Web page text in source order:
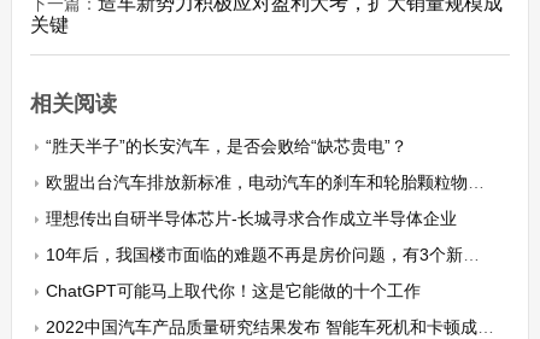
关键
相关阅读
“胜天半子”的长安汽车，是否会败给“缺芯贵电”？
欧盟出台汽车排放新标准，电动汽车的刹车和轮胎颗粒物排放相对燃油车更多
理想传出自研半导体芯片-长城寻求合作成立半导体企业
10年后，我国楼市面临的难题不再是房价问题，有3个新难题需了解
ChatGPT可能马上取代你！这是它能做的十个工作
2022中国汽车产品质量研究结果发布 智能车死机和卡顿成故障重点